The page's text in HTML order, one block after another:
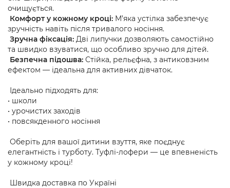
очищується.
Комфорт у кожному кроці: М’яка устілка забезпечує
зручність навіть після тривалого носіння.
Зручна фіксація: Дві липучки дозволяють самостійно
та швидко взуватися, що особливо зручно для дітей.
Безпечна підошва: Стійка, рельєфна, з антиковзним
ефектом — ідеальна для активних дівчаток.
Ідеально підходять для:
• школи
• урочистих заходів
• повсякденного носіння
Оберіть для вашої дитини взуття, яке поєднує
елегантність і турботу. Туфлі-лофери — це впевненість
у кожному кроці!
Швидка доставка по Україні